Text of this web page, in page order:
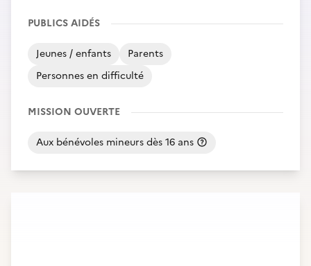
PUBLICS AIDÉS
Jeunes / enfants
Parents
Personnes en difficulté
MISSION OUVERTE
Aux bénévoles mineurs dès 16 ans